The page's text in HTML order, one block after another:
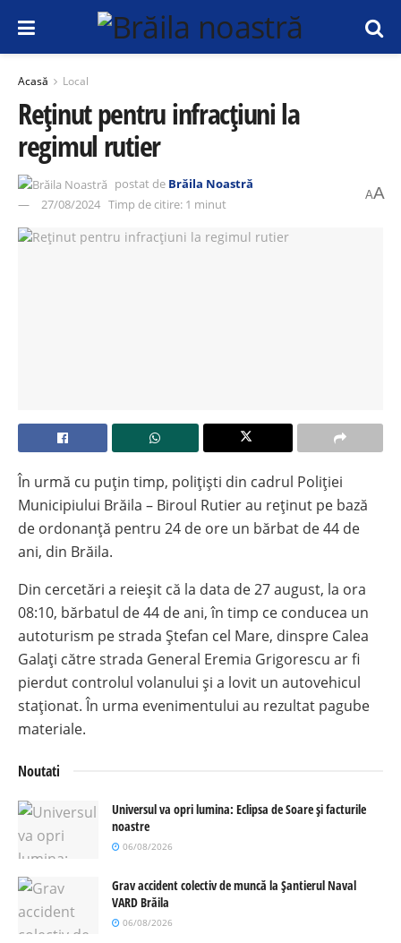
Acasă Local
Reținut pentru infracțiuni la
regimul rutier
postat de Brăila Noastră
27/08/2024 Timp de citire: 1 minut
AA
În urmă cu puțin timp, polițiști din cadrul Poliției
Municipiului Brăila – Biroul Rutier au reținut pe bază
de ordonanță pentru 24 de ore un bărbat de 44 de
ani, din Brăila.
Din cercetări a reieșit că la data de 27 august, la ora
08:10, bărbatul de 44 de ani, în timp ce conducea un
autoturism pe strada Ștefan cel Mare, dinspre Calea
Galați către strada General Eremia Grigorescu ar fi
pierdut controlul volanului și a lovit un autovehicul
staționat. În urma evenimentului au rezultat pagube
materiale.
Noutati
Universul va opri lumina: Eclipsa de Soare și facturile
noastre
06/08/2026
Grav accident colectiv de muncă la Șantierul Naval
VARD Brăila
06/08/2026